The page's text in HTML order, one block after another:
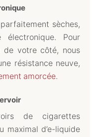
sèches,
électronique. Pour
de votre côté, nous
résistance neuve,
amorcée.
de cigarettes
maximal d’e-liquide